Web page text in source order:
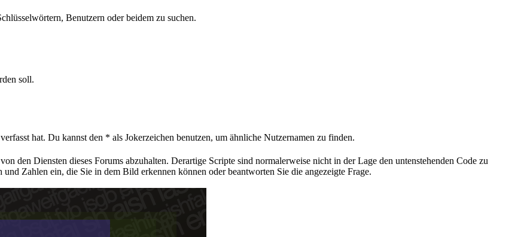
Benutzern oder beidem zu suchen.
soll.
hat. Du kannst den * als Jokerzeichen benutzen, um ähnliche Nutzernamen zu finden.
den Diensten dieses Forums abzuhalten. Derartige Scripte sind normalerweise nicht in der Lage den untenstehenden Code zu
Zahlen ein, die Sie in dem Bild erkennen können oder beantworten Sie die angezeigte Frage.